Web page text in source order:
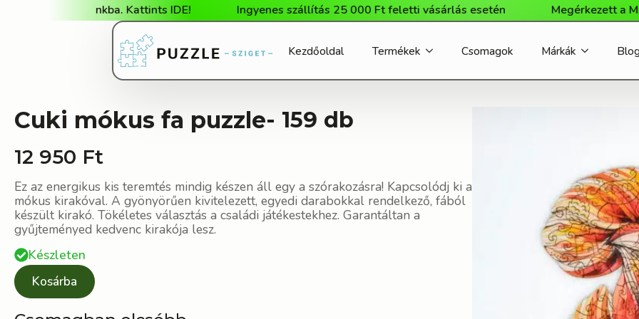
Kattints IDE! Ingyenes szállítás 25 000 Ft feletti vásárlás esetén Megérkezett a
Kezdőoldal Termékek Csomagok Márkák
Cuki mókus fa puzzle- 159 db
12 950 Ft
Ez az energikus kis teremtés mindig készen áll egy a szórakozásra! Kapcsolódj ki a
mókus kirakóval. A gyönyörűen kivitelezett, egyedi darabokkal rendelkező, fából
készült kirakó. Tökéletes választás a családi játékestekhez. Garantáltan a
gyűjteményed kedvenc kirakója lesz.
Készleten
Kosárba